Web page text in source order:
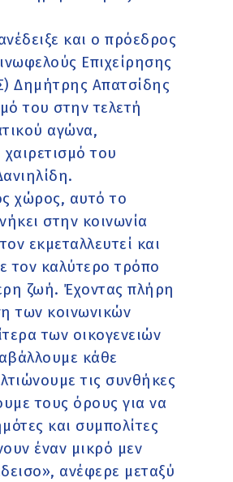
και ο πρόεδρος
Επιχείρησης
Δημήτρης Απατσίδης
του στην τελετή
αγώνα,
του
χώρος, αυτό το
στην κοινωνία
εκμεταλλευτεί και
τον καλύτερο τρόπο
ζωή. Έχοντας πλήρη
των κοινωνικών
των οικογενειών
κάθε
τις συνθήκες
τους όρους για να
και συμπολίτες
έναν μικρό μεν
ανέφερε μεταξύ